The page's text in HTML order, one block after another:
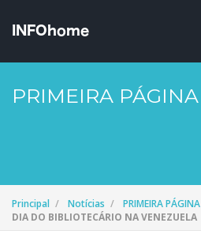
PRIMEIRA PÁGINA
Principal Notícias
PRIMEIRA PÁGINA
DIA DO BIBLIOTECÁRIO NA VENEZUELA